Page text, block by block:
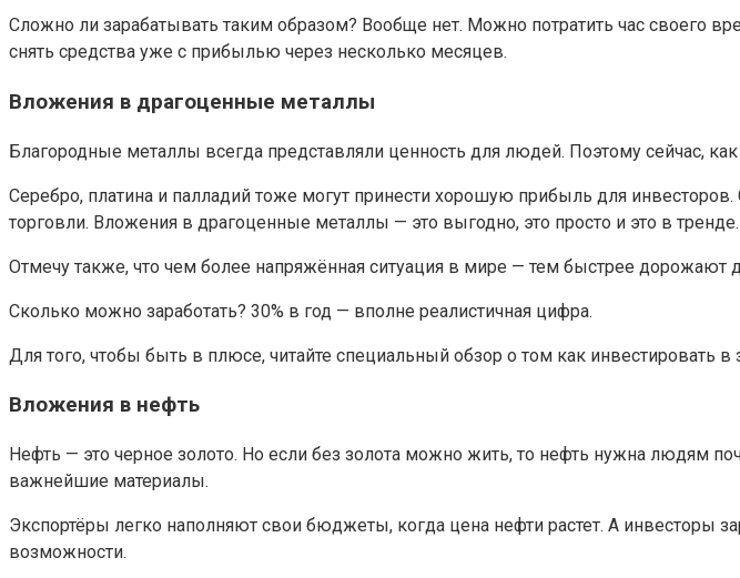
Сложно ли зарабатывать таким образом? Вообще нет. Можно потратить час своего
снять средства уже с прибылью через несколько месяцев.
Вложения в драгоценные металлы
Благородные металлы всегда представляли ценность для людей. Поэтому сейчас,
Серебро, платина и палладий тоже могут принести хорошую прибыль для
торговли. Вложения в драгоценные металлы — это выгодно, это просто и это в тренде.
Отмечу также, что чем более напряжённая ситуация в мире — тем быстрее дорожают
Сколько можно заработать? 30% в год — вполне реалистичная цифра.
Для того, чтобы быть в плюсе, читайте специальный обзор о том как инвестировать
Вложения в нефть
Нефть — это черное золото. Но если без золота можно жить, то нефть нужна людям
важнейшие материалы.
Экспортёры легко наполняют свои бюджеты, когда цена нефти растет. А инвесторы
возможности.